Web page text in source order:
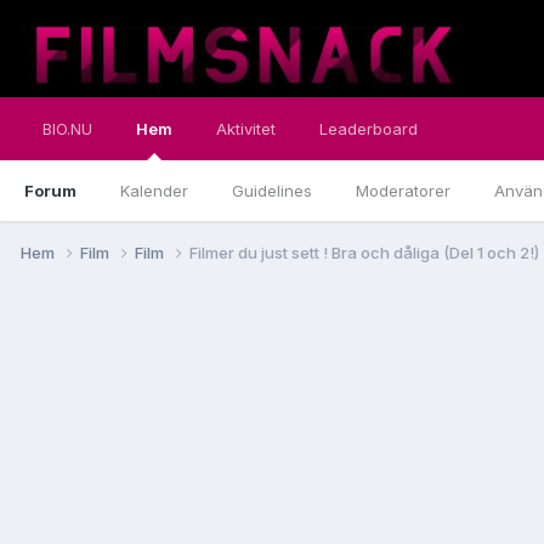
BIO.NU Hem
Forum Kalender Guidelines Moderatorer
Aktivitet Leaderboard
Hem Film Film Filmer du just sett ! Bra och dåliga (Del 1 och 2!)